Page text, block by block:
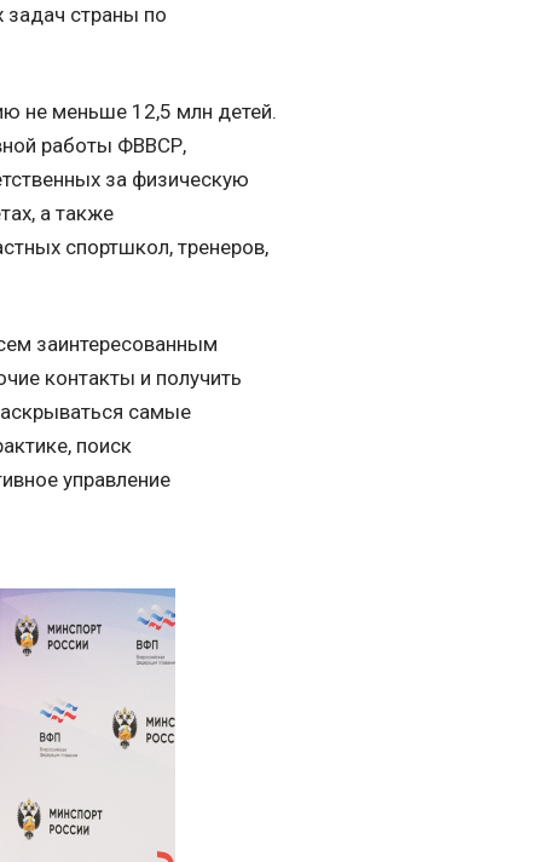
задач страны по
не меньше 12,5 млн детей.
работы ФВВСР,
за физическую
а также
спортшкол, тренеров,
заинтересованным
контакты и получить
самые
поиск
управление